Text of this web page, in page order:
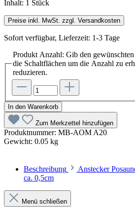
Inhalt: 1 Stück
Preise inkl. MwSt. zzgl. Versandkosten
Sofort verfügbar, Lieferzeit: 1-3 Tage
Produkt Anzahl: Gib den
die Schaltflächen um die Anzahl zu
reduzieren.
In den Warenkorb
Zum Merkzettel hinzufügen
Produktnummer: MB-AOM A20
Gewicht: 0.05 kg
Beschreibung
Anstecker
ca. 0,5cm
Menü schließen